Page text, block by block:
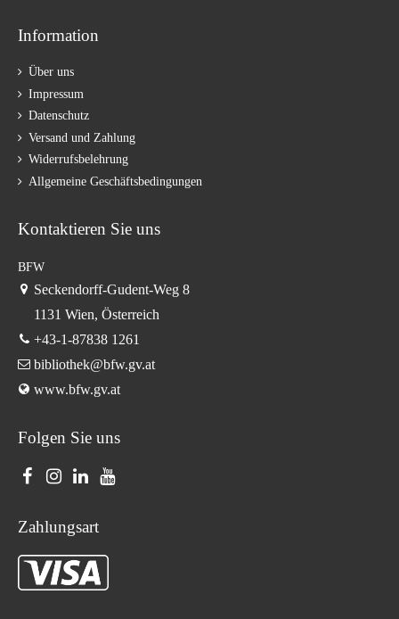
Information
Über uns
Impressum
Datenschutz
Versand und Zahlung
Widerrufsbelehrung
Allgemeine Geschäftsbedingungen
Kontaktieren Sie uns
BFW
Seckendorff-Gudent-Weg 8
1131 Wien, Österreich
+43-1-87838 1261
bibliothek@bfw.gv.at
www.bfw.gv.at
Folgen Sie uns
Zahlungsart